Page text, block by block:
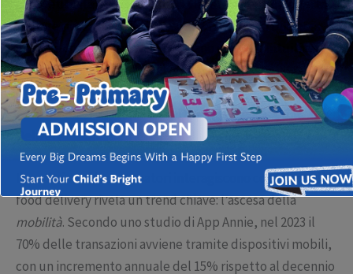
competitività e crescita. Tuttavia, di fronte a un’offerta
sempre più vasta e diversificata, la sfida per i business
online è creare interfacce che siano non solo intuitive,
ma anche innovative e coinvolgenti.
La Centralità del Mobile negli Ecosistemi di Food
Delivery
Il modo in cui i consumatori interagiscono con le app di
food delivery rivela un trend chiave: l’ascesa della
mobilità. Secondo uno studio di App Annie, nel 2023 il
70% delle transazioni avviene tramite dispositivi mobili,
con un incremento annuale del 15% rispetto al decennio